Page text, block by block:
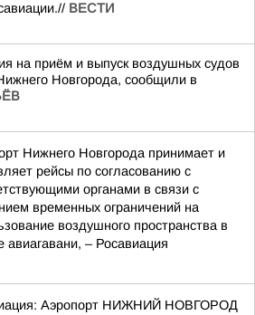
ВЕСТИ
на приём и выпуск воздушных судов
Новгорода, сообщили в
Нижнего Новгорода принимает и
рейсы по согласованию с
органами в связи с
временных ограничений на
воздушного пространства в
авиагавани, – Росавиация
Аэропорт НИЖНИЙ НОВГОРОД